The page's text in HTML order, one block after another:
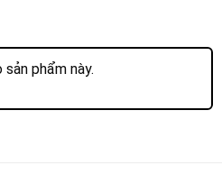
phẩm này.